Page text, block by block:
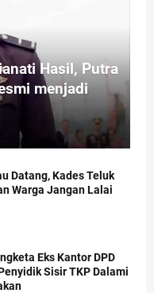
Hasil, Putra
menjadi
Datang, Kades Teluk
Warga Jangan Lalai
Eks Kantor DPD
Sisir TKP Dalami